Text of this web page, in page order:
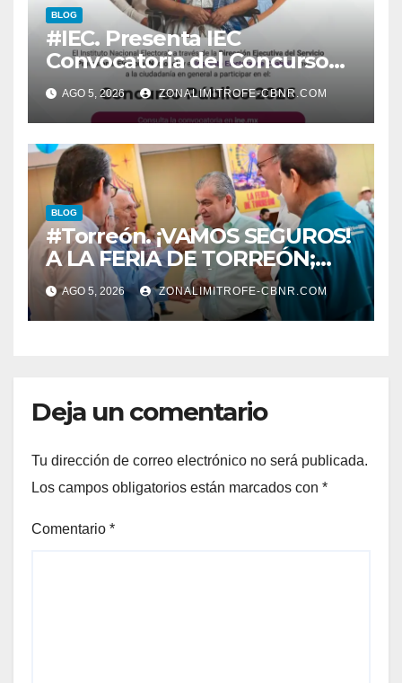
BLOG
#IEC. Presenta IEC
Convocatoria del Concurso
Público 2026
AGO 5, 2026 ZONALIMITROFE-CBNR.COM
BLOG
#Torreón. ¡VAMOS SEGUROS!
A LA FERIA DE TORREÓN;
ALISTAN EDICIÓN 80
AGO 5, 2026 ZONALIMITROFE-CBNR.COM
Deja un comentario
Tu dirección de correo electrónico no será publicada.
Los campos obligatorios están marcados con *
Comentario *